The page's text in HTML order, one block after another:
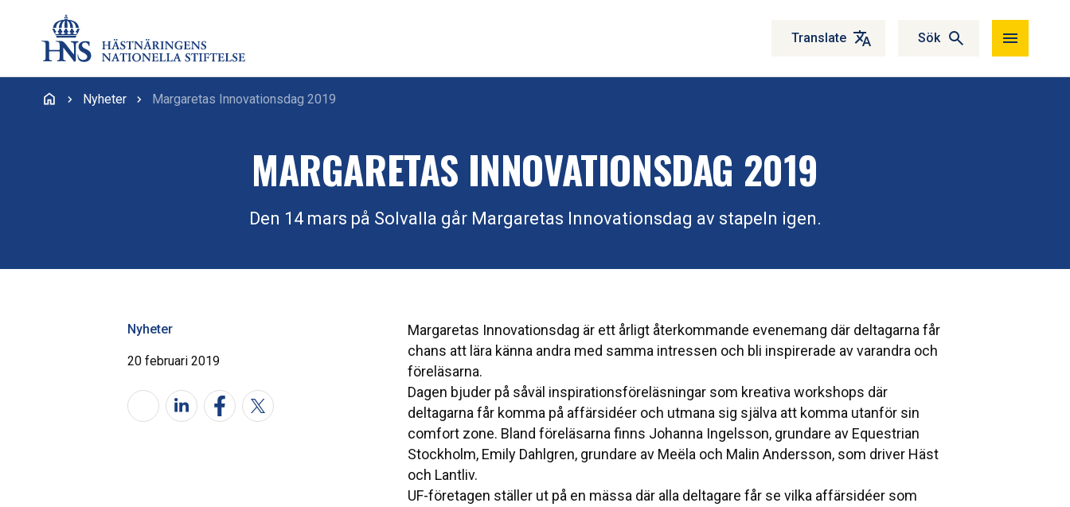
Translate
Sök
Nyheter Margaretas Innovationsdag 2019
MARGARETAS INNOVATIONSDAG 2019
Den 14 mars på Solvalla går Margaretas Innovationsdag av stapeln igen.
Nyheter
20 februari 2019
Margaretas Innovationsdag är ett årligt återkommande evenemang där deltagarna får
chans att lära känna andra med samma intressen och bli inspirerade av varandra och
föreläsarna.
Dagen bjuder på såväl inspirationsföreläsningar som kreativa workshops där
deltagarna får komma på affärsidéer och utmana sig själva att komma utanför sin
comfort zone. Bland föreläsarna finns Johanna Ingelsson, grundare av Equestrian
Stockholm, Emily Dahlgren, grundare av Meëla och Malin Andersson, som driver Häst
och Lantliv.
UF-företagen ställer ut på en mässa där alla deltagare får se vilka affärsidéer som